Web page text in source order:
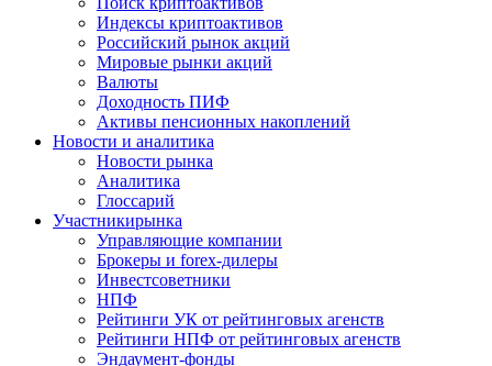
Индексы криптоактивов
Российский рынок акций
Мировые рынки акций
Валюты
Доходность ПИФ
Активы пенсионных накоплений
Новости и аналитика
Новости рынка
Аналитика
Глоссарий
Участникирынка
Управляющие компании
Брокеры и forex-дилеры
Инвестсоветники
НПФ
Рейтинги УК от рейтинговых агенств
Рейтинги НПФ от рейтинговых агенств
Эндаумент-фонды